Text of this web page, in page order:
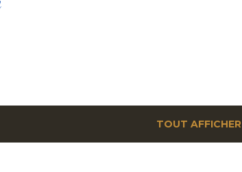
TOUT AFFICHER